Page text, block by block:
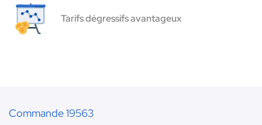
Tarifs dégressifs avantageux
Commande 19563